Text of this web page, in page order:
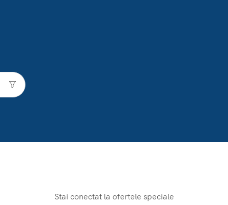
Stai conectat la ofertele speciale